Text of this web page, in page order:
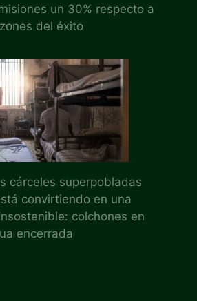
un 30% respecto a
del éxito
cárceles superpobladas
convirtiendo en una
colchones en
encerrada